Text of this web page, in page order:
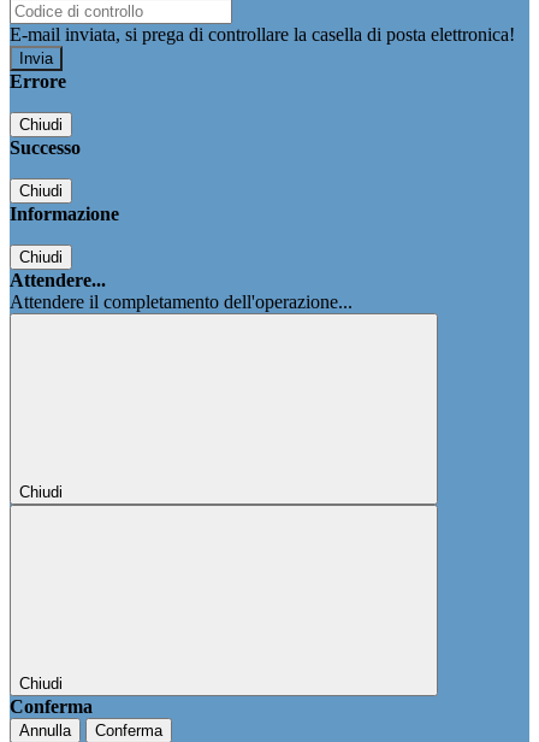
E-mail inviata, si prega di controllare la casella di posta elettronica!
Errore
Chiudi
Successo
Chiudi
Informazione
Chiudi
Attendere...
Attendere il completamento dell'operazione...
Chiudi
Chiudi
Conferma
Annulla Conferma